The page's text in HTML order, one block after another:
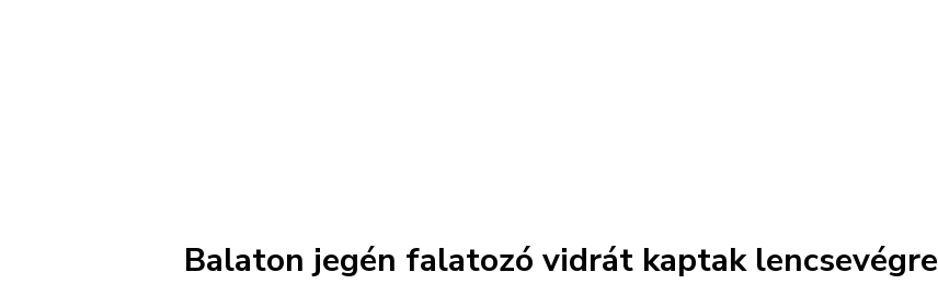
Balaton jegén falatozó vidrát kaptak lencsevégre